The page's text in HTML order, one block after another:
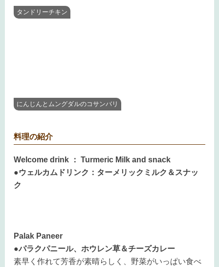
タンドリーチキン
にんじんとムングダルのコサンバリ
料理の紹介
Welcome drink ： Turmeric Milk and snack
●ウェルカムドリンク：ターメリックミルク＆スナッ
ク
Palak Paneer
●パラクパニール、ホウレン草＆チーズカレー
素早く作れて芳香が素晴らしく、野菜がいっぱい食べ